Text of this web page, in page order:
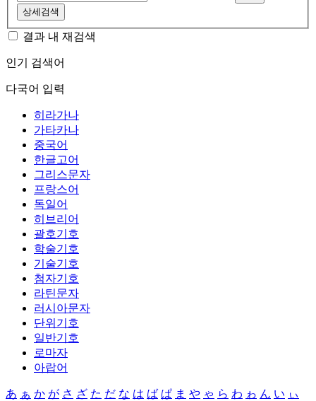
상세검색
결과 내 재검색
인기 검색어
다국어 입력
히라가나
가타카나
중국어
한글고어
그리스문자
프랑스어
독일어
히브리어
괄호기호
학술기호
기술기호
첨자기호
라틴문자
러시아문자
단위기호
일반기호
로마자
아랍어
あ ぁ か が さ ざ た だ な は ば ぱ ま や ゃ ら わ ゎ ん い ぃ